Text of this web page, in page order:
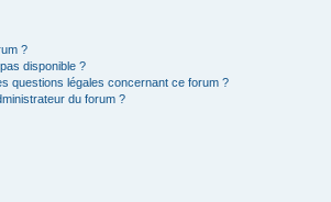
?
disponible ?
questions légales concernant ce forum ?
du forum ?